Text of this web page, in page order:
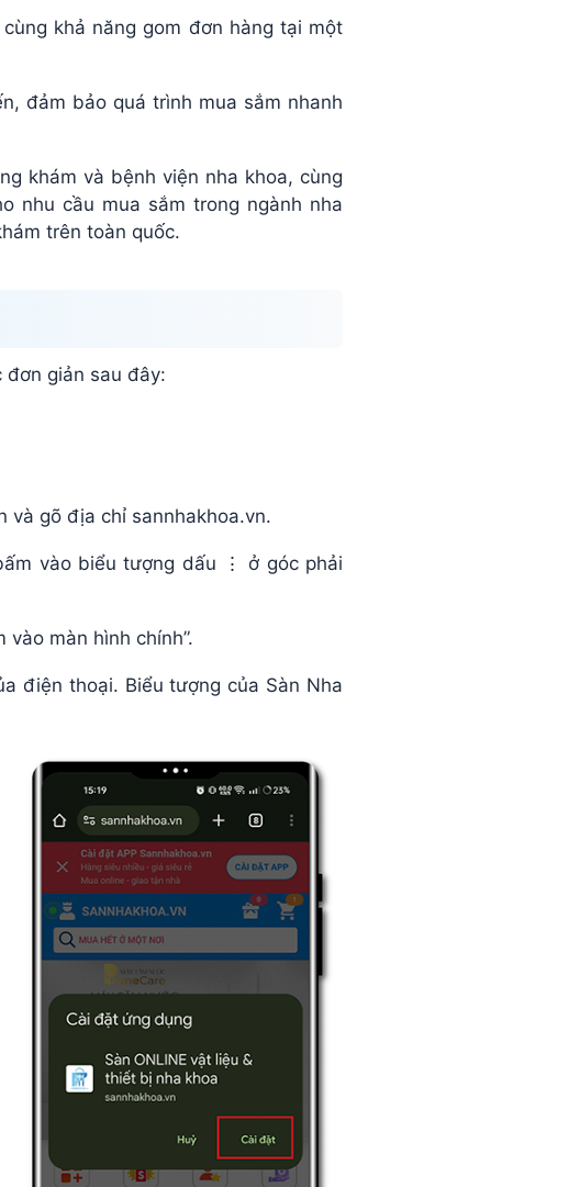
khả năng gom đơn hàng tại một
đảm bảo quá trình mua sắm nhanh
khám và bệnh viện nha khoa, cùng
nhu cầu mua sắm trong ngành nha
trên toàn quốc​.
giản sau đây:
và gõ địa chỉ sannhakhoa.vn.
vào biểu tượng dấu ⋮ ở góc phải
vào màn hình chính”.
điện thoại. Biểu tượng của Sàn Nha